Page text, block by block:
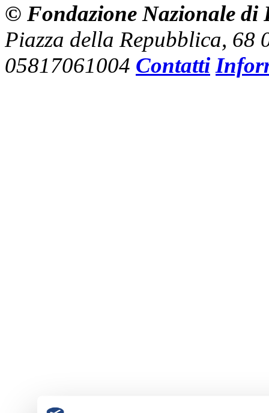
© Fondazione Nazionale di
Piazza della Repubblica, 68
05817061004 Contatti